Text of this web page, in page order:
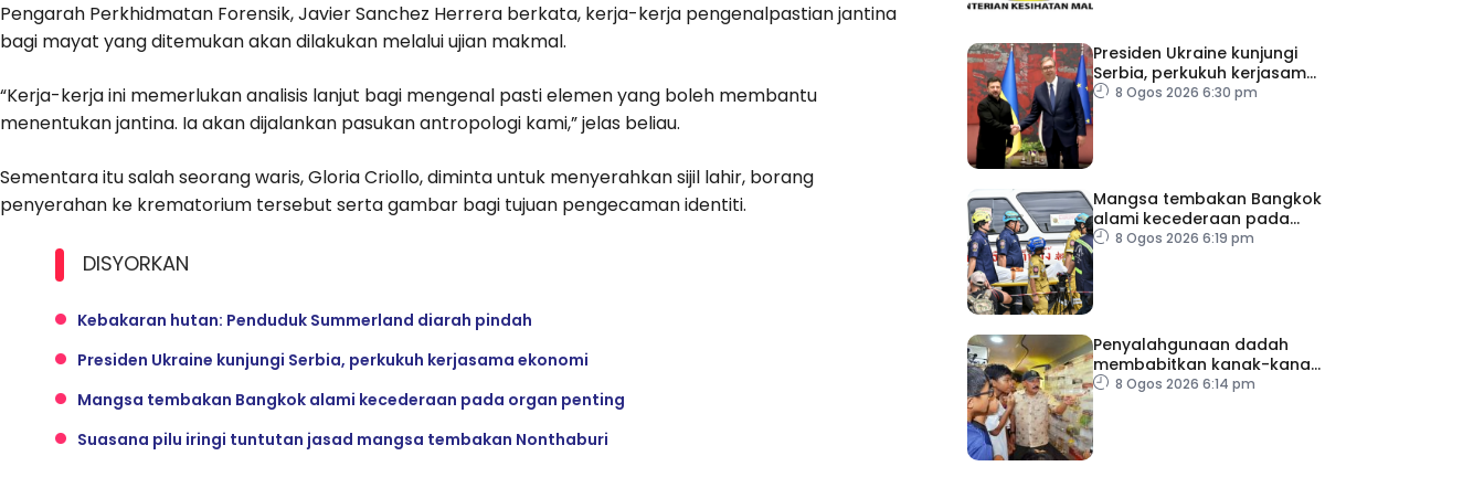
Pengarah Perkhidmatan Forensik, Javier Sanchez Herrera berkata, kerja-kerja pengenalpastian jantina
bagi mayat yang ditemukan akan dilakukan melalui ujian makmal.
“Kerja-kerja ini memerlukan analisis lanjut bagi mengenal pasti elemen yang boleh membantu
menentukan jantina. Ia akan dijalankan pasukan antropologi kami,” jelas beliau.
Sementara itu salah seorang waris, Gloria Criollo, diminta untuk menyerahkan sijil lahir, borang
penyerahan ke krematorium tersebut serta gambar bagi tujuan pengecaman identiti.
DISYORKAN
Kebakaran hutan: Penduduk Summerland diarah pindah
Presiden Ukraine kunjungi Serbia, perkukuh kerjasama ekonomi
Mangsa tembakan Bangkok alami kecederaan pada organ penting
Suasana pilu iringi tuntutan jasad mangsa tembakan Nonthaburi
Presiden Ukraine kunjungi
Serbia, perkukuh kerjasama
ekonomi
8 Ogos 2026 6:30 pm
Mangsa tembakan Bangkok
alami kecederaan pada
organ penting
8 Ogos 2026 6:19 pm
Penyalahgunaan dadah
membabitkan kanak-kanak
di Terengganu
8 Ogos 2026 6:14 pm